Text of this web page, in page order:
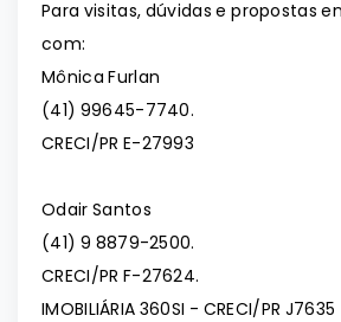
Para visitas, dúvidas e propostas
com:
Mônica Furlan
(41) 99645-7740.
CRECI/PR E-27993
Odair Santos
(41) 9 8879-2500.
CRECI/PR F-27624.
IMOBILIÁRIA 360SI - CRECI/PR J7635